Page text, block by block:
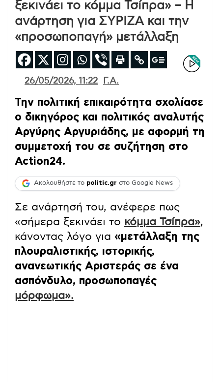
ξεκινάει το κόμμα Τσίπρα» – Η
ανάρτηση για ΣΥΡΙΖΑ και την
«προσωποπαγή» μετάλλαξη
26/05/2026, 11:22 Γ.Α.
Την πολιτική επικαιρότητα σχολίασε
ο δικηγόρος και πολιτικός αναλυτής
Αργύρης Αργυριάδης, με αφορμή τη
συμμετοχή του σε συζήτηση στο
Action24.
Ακολουθήστε το politic.gr στο Google News
Σε ανάρτησή του, ανέφερε πως
«σήμερα ξεκινάει το κόμμα Τσίπρα»,
κάνοντας λόγο για «μετάλλαξη της
πλουραλιστικής, ιστορικής,
ανανεωτικής Αριστεράς σε ένα
ασπόνδυλο, προσωποπαγές
μόρφωμα».